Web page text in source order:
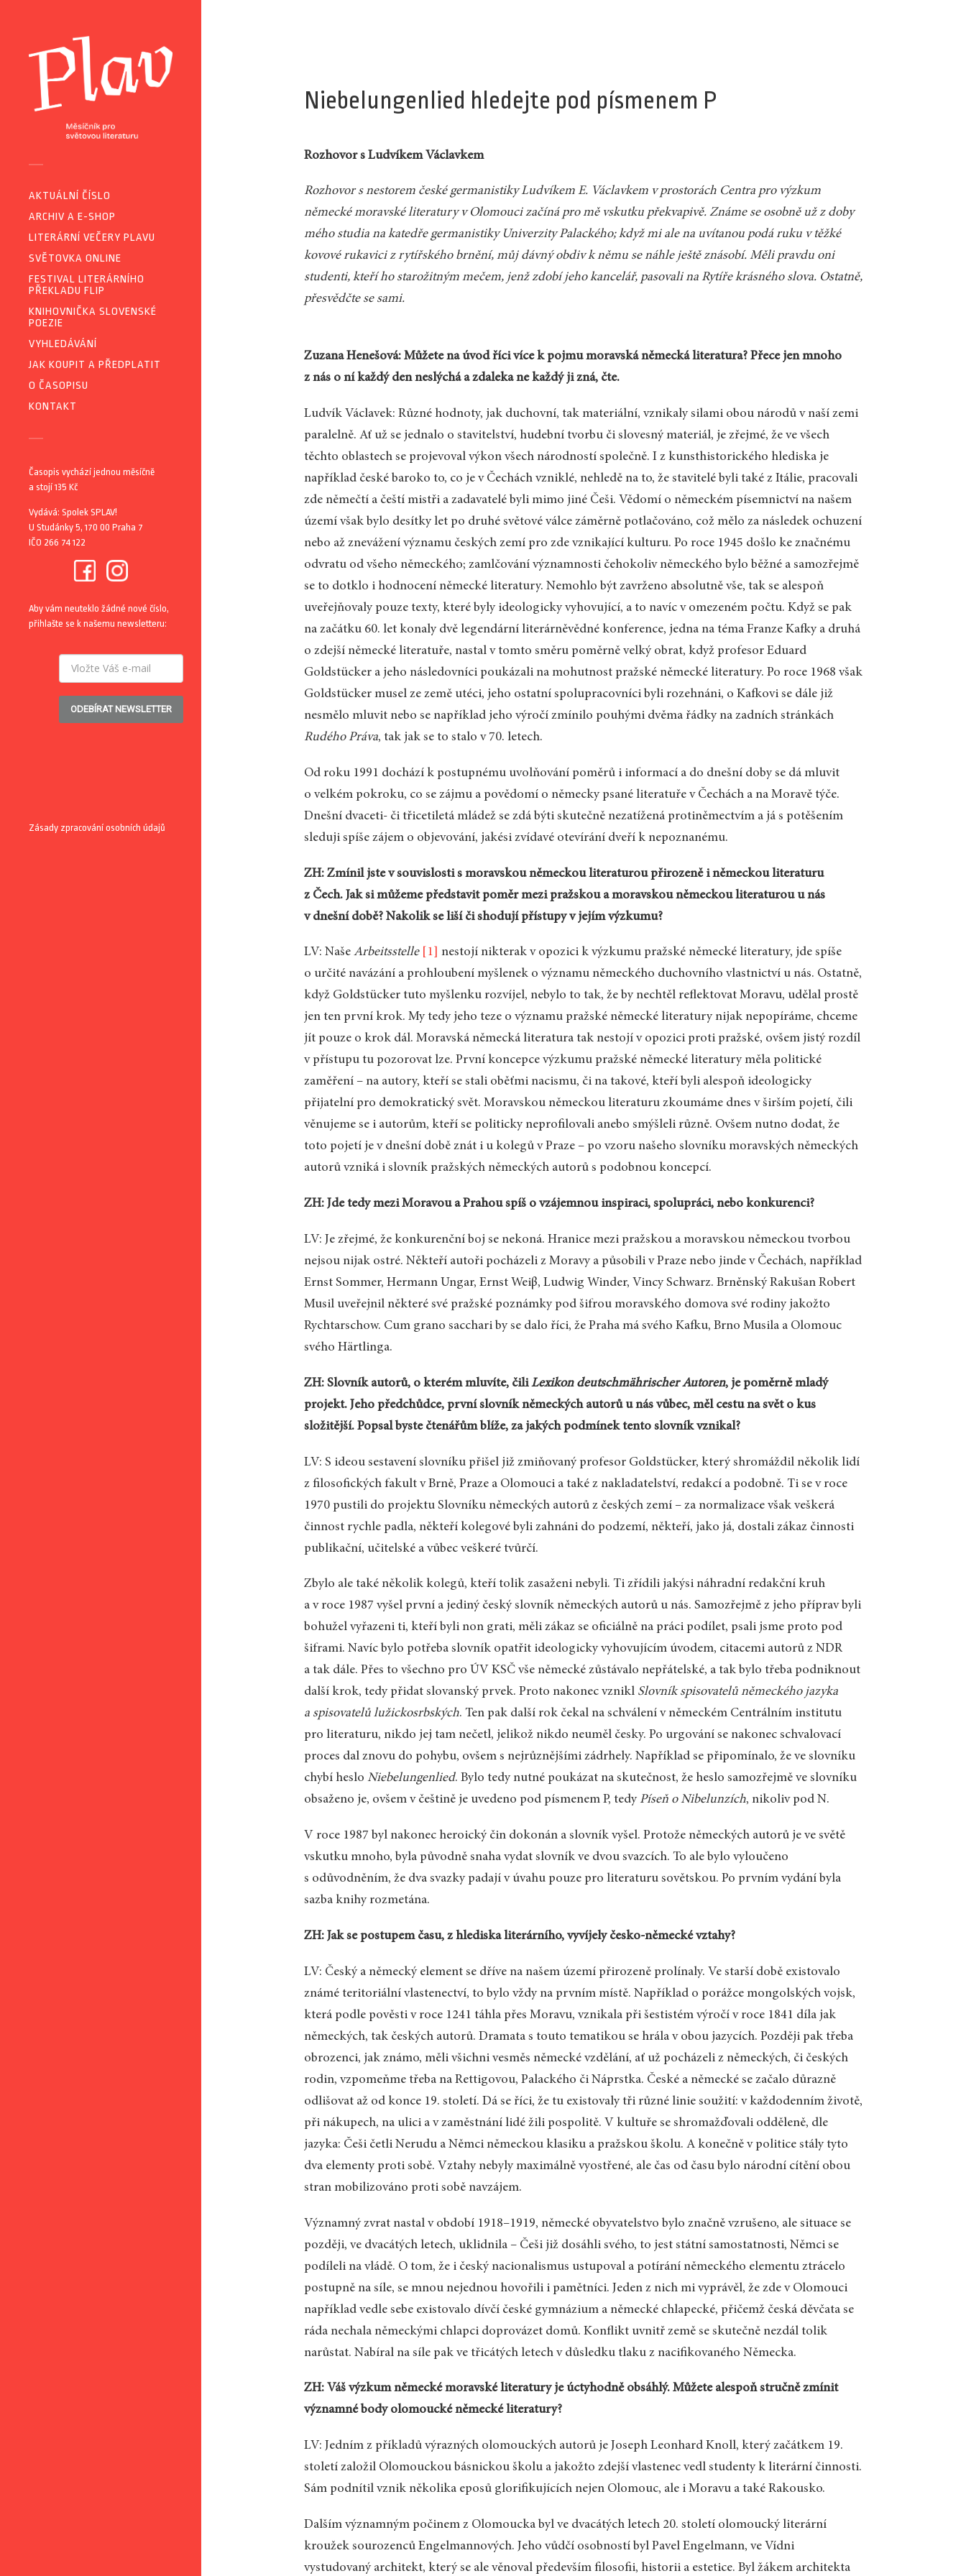
AKTUÁLNÍ ČÍSLO
ARCHIV A E-SHOP
LITERÁRNÍ VEČERY PLAVU
SVĚTOVKA ONLINE
FESTIVAL LITERÁRNÍHO
PŘEKLADU FLIP
KNIHOVNIČKA SLOVENSKÉ
POEZIE
VYHLEDÁVÁNÍ
JAK KOUPIT A PŘEDPLATIT
O ČASOPISU
KONTAKT
Časopis vychází jednou měsíčně
a stojí 135 Kč
Vydává: Spolek SPLAV!
U Studánky 5, 170 00 Praha 7
IČO 266 74 122
Aby vám neuteklo žádné nové číslo,
přihlašte se k našemu newsletteru:
ODEBÍRAT NEWSLETTER
Zásady zpracování osobních údajů
Niebelungenlied hledejte pod písmenem P
Rozhovor s Ludvíkem Václavkem
Rozhovor s nestorem české germanistiky Ludvíkem E. Václavkem v prostorách Centra pro výzkum
německé moravské literatury v Olomouci začíná pro mě vskutku překvapivě. Známe se osobně už z doby
mého studia na katedře germanistiky Univerzity Palackého; když mi ale na uvítanou podá ruku v těžké
kovové rukavici z rytířského brnění, můj dávný obdiv k němu se náhle ještě znásobí. Měli pravdu oni
studenti, kteří ho starožitným mečem, jenž zdobí jeho kancelář, pasovali na Rytíře krásného slova. Ostatně,
přesvědčte se sami.
Zuzana Henešová: Můžete na úvod říci více k pojmu moravská německá literatura? Přece jen mnoho
z nás o ní každý den neslýchá a zdaleka ne každý ji zná, čte.
Ludvík Václavek: Různé hodnoty, jak duchovní, tak materiální, vznikaly silami obou národů v naší zemi
paralelně. Ať už se jednalo o stavitelství, hudební tvorbu či slovesný materiál, je zřejmé, že ve všech
těchto oblastech se projevoval výkon všech národností společně. I z kunsthistorického hlediska je
například české baroko to, co je v Čechách vzniklé, nehledě na to, že stavitelé byli také z Itálie, pracovali
zde němečtí a čeští mistři a zadavatelé byli mimo jiné Češi. Vědomí o německém písemnictví na našem
území však bylo desítky let po druhé světové válce záměrně potlačováno, což mělo za následek ochuzení
nebo až znevážení významu českých zemí pro zde vznikající kulturu. Po roce 1945 došlo ke značnému
odvratu od všeho německého; zamlčování významnosti čehokoliv německého bylo běžné a samozřejmě
se to dotklo i hodnocení německé literatury. Nemohlo být zavrženo absolutně vše, tak se alespoň
uveřejňovaly pouze texty, které byly ideologicky vyhovující, a to navíc v omezeném počtu. Když se pak
na začátku 60. let konaly dvě legendární literárněvědné konference, jedna na téma Franze Kafky a druhá
o zdejší německé literatuře, nastal v tomto směru poměrně velký obrat, když profesor Eduard
Goldstücker a jeho následovníci poukázali na mohutnost pražské německé literatury. Po roce 1968 však
Goldstücker musel ze země utéci, jeho ostatní spolupracovníci byli rozehnáni, o Kafkovi se dále již
nesmělo mluvit nebo se například jeho výročí zmínilo pouhými dvěma řádky na zadních stránkách
Rudého Práva, tak jak se to stalo v 70. letech.
Od roku 1991 dochází k postupnému uvolňování poměrů i informací a do dnešní doby se dá mluvit
o velkém pokroku, co se zájmu a povědomí o německy psané literatuře v Čechách a na Moravě týče.
Dnešní dvaceti- či třicetiletá mládež se zdá býti skutečně nezatížená protiněmectvím a já s potěšením
sleduji spíše zájem o objevování, jakési zvídavé otevírání dveří k nepoznanému.
ZH: Zmínil jste v souvislosti s moravskou německou literaturou přirozeně i německou literaturu
z Čech. Jak si můžeme představit poměr mezi pražskou a moravskou německou literaturou u nás
v dnešní době? Nakolik se liší či shodují přístupy v jejím výzkumu?
LV: NašeArbeitsstelle [1]
nestojí nikterak v opozici k výzkumu pražské německé literatury, jde spíše
o určité navázání a prohloubení myšlenek o významu německého duchovního vlastnictví u nás. Ostatně,
když Goldstücker tuto myšlenku rozvíjel, nebylo to tak, že by nechtěl reflektovat Moravu, udělal prostě
jen ten první krok. My tedy jeho teze o významu pražské německé literatury nijak nepopíráme, chceme
jít pouze o krok dál. Moravská německá literatura tak nestojí v opozici proti pražské, ovšem jistý rozdíl
v přístupu tu pozorovat lze. První koncepce výzkumu pražské německé literatury měla politické
zaměření – na autory, kteří se stali oběťmi nacismu, či na takové, kteří byli alespoň ideologicky
přijatelní pro demokratický svět. Moravskou německou literaturu zkoumáme dnes v širším pojetí, čili
věnujeme se i autorům, kteří se politicky neprofilovali anebo smýšleli různě. Ovšem nutno dodat, že
toto pojetí je v dnešní době znát i u kolegů v Praze – po vzoru našeho slovníku moravských německých
autorů vzniká i slovník pražských německých autorů s podobnou koncepcí.
ZH: Jde tedy mezi Moravou a Prahou spíš o vzájemnou inspiraci, spolupráci, nebo konkurenci?
LV: Je zřejmé, že konkurenční boj se nekoná. Hranice mezi pražskou a moravskou německou tvorbou
nejsou nijak ostré. Někteří autoři pocházeli z Moravy a působili v Praze nebo jinde v Čechách, například
Ernst Sommer, Hermann Ungar, Ernst Weiβ, Ludwig Winder, Vincy Schwarz. Brněnský Rakušan Robert
Musil uveřejnil některé své pražské poznámky pod šifrou moravského domova své rodiny jakožto
Rychtarschow. Cum grano sacchari by se dalo říci, že Praha má svého Kafku, Brno Musila a Olomouc
svého Härtlinga.
ZH: Slovník autorů, o kterém mluvíte, čiliLexikon deutschmährischer Autoren, je poměrně mladý
projekt. Jeho předchůdce, první slovník německých autorů u nás vůbec, měl cestu na svět o kus
složitější. Popsal byste čtenářům blíže, za jakých podmínek tento slovník vznikal?
LV: S ideou sestavení slovníku přišel již zmiňovaný profesor Goldstücker, který shromáždil několik lidí
z filosofických fakult v Brně, Praze a Olomouci a také z nakladatelství, redakcí a podobně. Ti se v roce
1970 pustili do projektu Slovníku německých autorů z českých zemí – za normalizace však veškerá
činnost rychle padla, někteří kolegové byli zahnáni do podzemí, někteří, jako já, dostali zákaz činnosti
publikační, učitelské a vůbec veškeré tvůrčí.
Zbylo ale také několik kolegů, kteří tolik zasaženi nebyli. Ti zřídili jakýsi náhradní redakční kruh
a v roce 1987 vyšel první a jediný český slovník německých autorů u nás. Samozřejmě z jeho příprav byli
bohužel vyřazeni ti, kteří byli non grati, měli zákaz se oficiálně na práci podílet, psali jsme proto pod
šiframi. Navíc bylo potřeba slovník opatřit ideologicky vyhovujícím úvodem, citacemi autorů z NDR
a tak dále. Přes to všechno pro ÚV KSČ vše německé zůstávalo nepřátelské, a tak bylo třeba podniknout
další krok, tedy přidat slovanský prvek. Proto nakonec vznikl Slovník spisovatelů německého jazyka
a spisovatelů lužickosrbských. Ten pak další rok čekal na schválení v německém Centrálním institutu
pro literaturu, nikdo jej tam nečetl, jelikož nikdo neuměl česky. Po urgování se nakonec schvalovací
proces dal znovu do pohybu, ovšem s nejrůznějšími zádrhely. Například se připomínalo, že ve slovníku
chybí hesloNiebelungenlied. Bylo tedy nutné poukázat na skutečnost, že heslo samozřejmě ve slovníku
obsaženo je, ovšem v češtině je uvedeno pod písmenem P, tedy Píseň o Nibelunzích, nikoliv pod N.
V roce 1987 byl nakonec heroický čin dokonán a slovník vyšel. Protože německých autorů je ve světě
vskutku mnoho, byla původně snaha vydat slovník ve dvou svazcích. To ale bylo vyloučeno
s odůvodněním, že dva svazky padají v úvahu pouze pro literaturu sovětskou. Po prvním vydání byla
sazba knihy rozmetána.
ZH: Jak se postupem času, z hlediska literárního, vyvíjely česko-německé vztahy?
LV: Český a německý element se dříve na našem území přirozeně prolínaly. Ve starší době existovalo
známé teritoriální vlastenectví, to bylo vždy na prvním místě. Například o porážce mongolských vojsk,
která podle pověsti v roce 1241 táhla přes Moravu, vznikala při šestistém výročí v roce 1841 díla jak
německých, tak českých autorů. Dramata s touto tematikou se hrála v obou jazycích. Později pak třeba
obrozenci, jak známo, měli všichni vesměs německé vzdělání, ať už pocházeli z německých, či českých
rodin, vzpomeňme třeba na Rettigovou, Palackého či Náprstka. České a německé se začalo důrazně
odlišovat až od konce 19. století. Dá se říci, že tu existovaly tři různé linie soužití: v každodenním životě,
při nákupech, na ulici a v zaměstnání lidé žili pospolitě. V kultuře se shromažďovali odděleně, dle
jazyka: Češi četli Nerudu a Němci německou klasiku a pražskou školu. A konečně v politice stály tyto
dva elementy proti sobě. Vztahy nebyly maximálně vyostřené, ale čas od času bylo národní cítění obou
stran mobilizováno proti sobě navzájem.
Významný zvrat nastal v období 1918–1919, německé obyvatelstvo bylo značně vzrušeno, ale situace se
později, ve dvacátých letech, uklidnila – Češi již dosáhli svého, to jest státní samostatnosti, Němci se
podíleli na vládě. O tom, že i český nacionalismus ustupoval a potírání německého elementu ztrácelo
postupně na síle, se mnou nejednou hovořili i pamětníci. Jeden z nich mi vyprávěl, že zde v Olomouci
například vedle sebe existovalo dívčí české gymnázium a německé chlapecké, přičemž česká děvčata se
ráda nechala německými chlapci doprovázet domů. Konflikt uvnitř země se skutečně nezdál tolik
narůstat. Nabíral na síle pak ve třicátých letech v důsledku tlaku z nacifikovaného Německa.
ZH: Váš výzkum německé moravské literatury je úctyhodně obsáhlý. Můžete alespoň stručně zmínit
významné body olomoucké německé literatury?
LV: Jedním z příkladů výrazných olomouckých autorů je Joseph Leonhard Knoll, který začátkem 19.
století založil Olomouckou básnickou školu a jakožto zdejší vlastenec vedl studenty k literární činnosti.
Sám podnítil vznik několika eposů glorifikujících nejen Olomouc, ale i Moravu a také Rakousko.
Dalším významným počinem z Olomoucka byl ve dvacátých letech 20. století olomoucký literární
kroužek sourozenců Engelmannových. Jeho vůdčí osobností byl Pavel Engelmann, ve Vídni
vystudovaný architekt, který se ale věnoval především filosofii, historii a estetice. Byl žákem architekta